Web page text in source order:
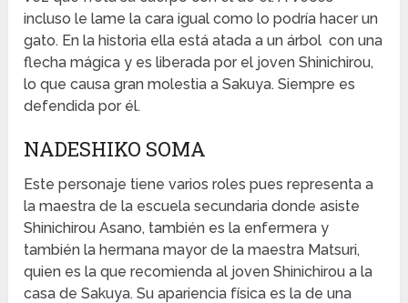
incluso le lame la cara igual como lo podría hacer un
gato. En la historia ella está atada a un árbol con una
flecha mágica y es liberada por el joven Shinichirou,
lo que causa gran molestia a Sakuya. Siempre es
defendida por él.
NADESHIKO SOMA
Este personaje tiene varios roles pues representa a
la maestra de la escuela secundaria donde asiste
Shinichirou Asano, también es la enfermera y
también la hermana mayor de la maestra Matsuri,
quien es la que recomienda al joven Shinichirou a la
casa de Sakuya. Su apariencia física es la de una